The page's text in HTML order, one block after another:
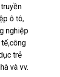
ô tô,
nghiệp
trẻ
và vv.